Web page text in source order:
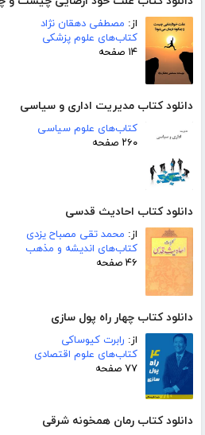
از: مصطفی دهقان نژاد
کتاب‌های علوم پزشکی
۱۴ صفحه
دانلود کتاب مدیریت اداری و سیاسی
کتاب‌های علوم سیاسی
۲۶۰ صفحه
دانلود کتاب احادیث قدسی
از: محمد تقی مصباح یزدی
کتاب‌های اندیشه و مذهب
۴۶ صفحه
دانلود کتاب چهار راه پول سازی
از: رابرت کیوساکی
کتاب‌های علوم اقتصادی
۷۷ صفحه
دانلود کتاب رمان همخونه شرقی